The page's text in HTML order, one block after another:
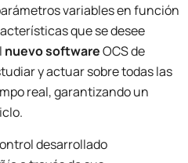
variables en función
que se desee
nuevo softwareOCS de
y actuar sobre todas las
real, garantizando un
desarrollado